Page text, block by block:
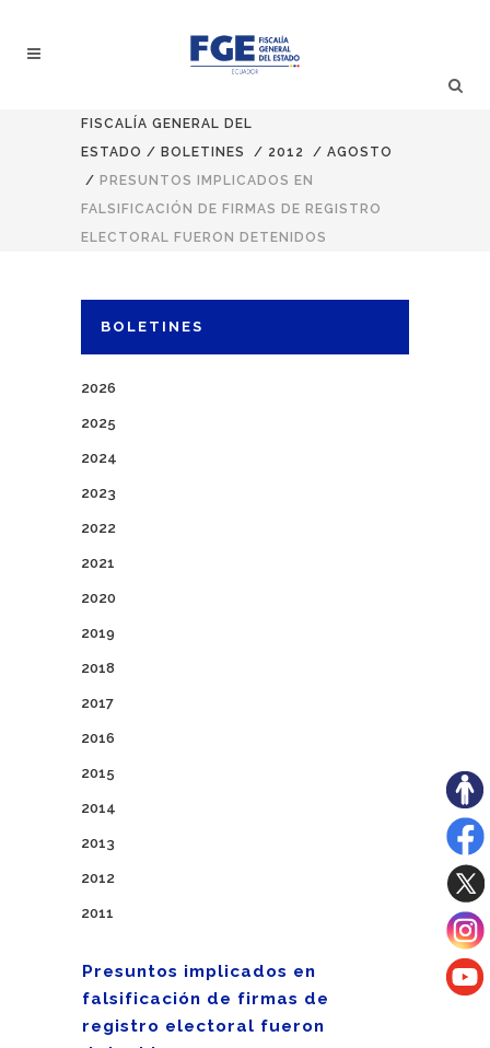
FISCALÍA GENERAL DEL
ESTADO / BOLETINES / 2012 / AGOSTO
/ PRESUNTOS IMPLICADOS EN
FALSIFICACIÓN DE FIRMAS DE REGISTRO
ELECTORAL FUERON DETENIDOS
BOLETINES
2026
2025
2024
2023
2022
2021
2020
2019
2018
2017
2016
2015
2014
2013
2012
2011
Presuntos implicados en
falsificación de firmas de
registro electoral fueron